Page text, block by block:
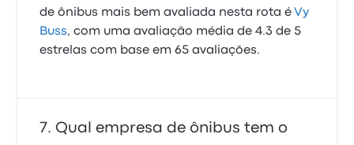
de ônibus mais bem avaliada nesta rota éVy
Buss, com uma avaliação média de 4.3 de 5
estrelas com base em 65 avaliações.
Qual empresa de ônibus tem o